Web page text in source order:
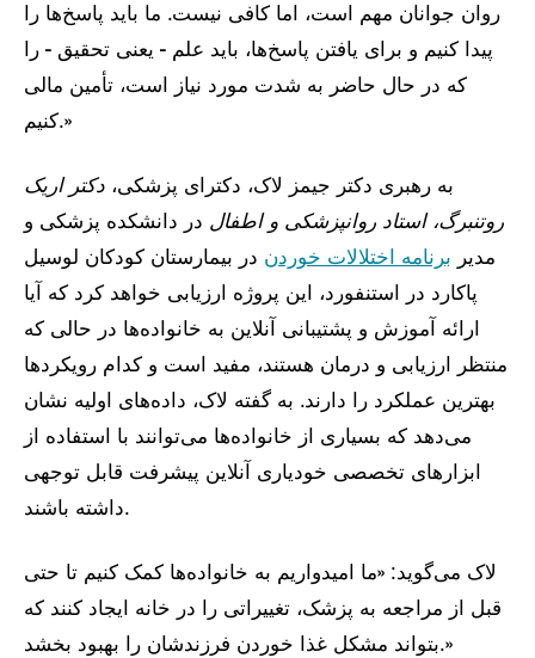
روان جوانان مهم است، اما کافی نیست. ما باید پاسخ‌ها را
پیدا کنیم و برای یافتن پاسخ‌ها، باید علم - یعنی تحقیق - را
که در حال حاضر به شدت مورد نیاز است، تأمین مالی
کنیم.»
به رهبری دکتر جیمز لاک، دکترای پزشکی، دکتر اریک
روتنبرگ، استاد روانپزشکی و اطفال در دانشکده پزشکی و
مدیر برنامه اختلالات خوردن در بیمارستان کودکان لوسیل
پاکارد در استنفورد، این پروژه ارزیابی خواهد کرد که آیا
ارائه آموزش و پشتیبانی آنلاین به خانواده‌ها در حالی که
منتظر ارزیابی و درمان هستند، مفید است و کدام رویکردها
بهترین عملکرد را دارند. به گفته لاک، داده‌های اولیه نشان
می‌دهد که بسیاری از خانواده‌ها می‌توانند با استفاده از
ابزارهای تخصصی خودیاری آنلاین پیشرفت قابل توجهی
داشته باشند.
لاک می‌گوید: «ما امیدواریم به خانواده‌ها کمک کنیم تا حتی
قبل از مراجعه به پزشک، تغییراتی را در خانه ایجاد کنند که
بتواند مشکل غذا خوردن فرزندشان را بهبود بخشد.»